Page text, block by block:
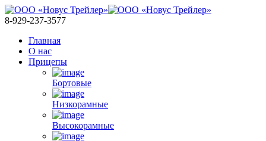
8-929-237-3577
Главная
О нас
Прицепы
Бортовые
Низкорамные
Высокорамные